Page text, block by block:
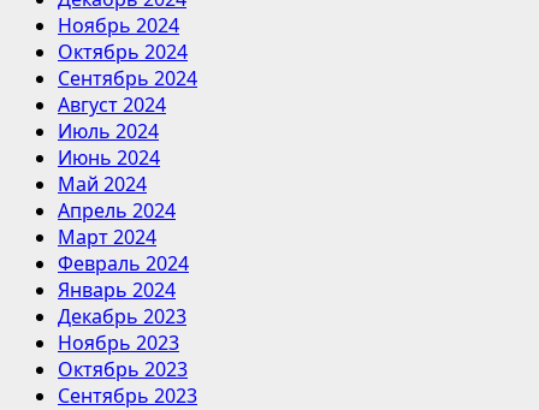
Ноябрь 2024
Октябрь 2024
Сентябрь 2024
Август 2024
Июль 2024
Июнь 2024
Май 2024
Апрель 2024
Март 2024
Февраль 2024
Январь 2024
Декабрь 2023
Ноябрь 2023
Октябрь 2023
Сентябрь 2023